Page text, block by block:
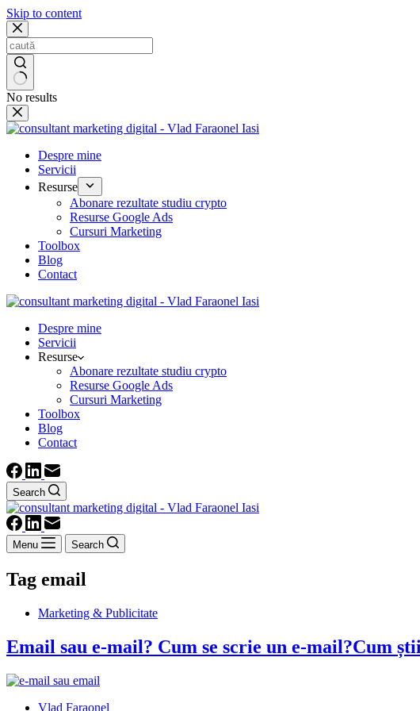
Skip to content
No results
Despre mine
Servicii
Resurse
Abonare rezultate studiu crypto
Resurse Google Ads
Cursuri Marketing
Toolbox
Blog
Contact
Despre mine
Servicii
Resurse
Abonare rezultate studiu crypto
Resurse Google Ads
Cursuri Marketing
Toolbox
Blog
Contact
Search
Menu Search
Tag email
Marketing & Publicitate
Email sau e-mail? Cum se scrie un e-mail?Cum
Vlad Faraonel